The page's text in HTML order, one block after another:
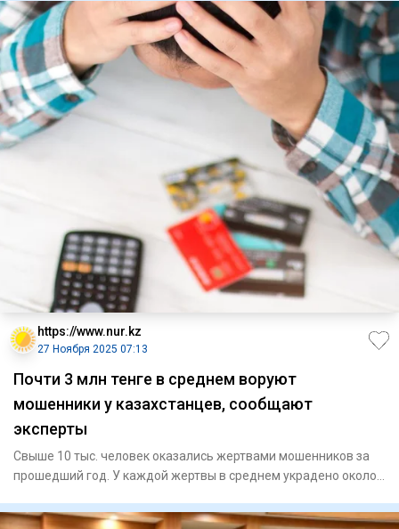
https://www.nur.kz
27 Ноября 2025 07:13
Почти 3 млн тенге в среднем воруют
мошенники у казахстанцев, сообщают
эксперты
Свыше 10 тыс. человек оказались жертвами мошенников за
прошедший год. У каждой жертвы в среднем украдено около